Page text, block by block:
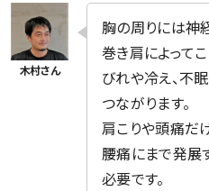
胸の周りには神
巻き肩によって
びれや冷え、不
つながります。
肩こりや頭痛だ
腰痛にまで発展
必要です。